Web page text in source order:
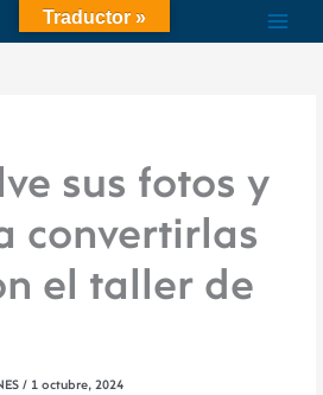
sus fotos y
convertirlas
el taller de
/ 1 octubre, 2024
Traductor »